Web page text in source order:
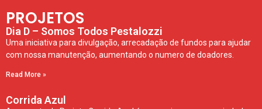
PROJETOS
Dia D – Somos Todos Pestalozzi
Uma iniciativa para divulgação, arrecadação de fundos para ajudar
com nossa manutenção, aumentando o numero de doadores.
Read More »
Corrida Azul